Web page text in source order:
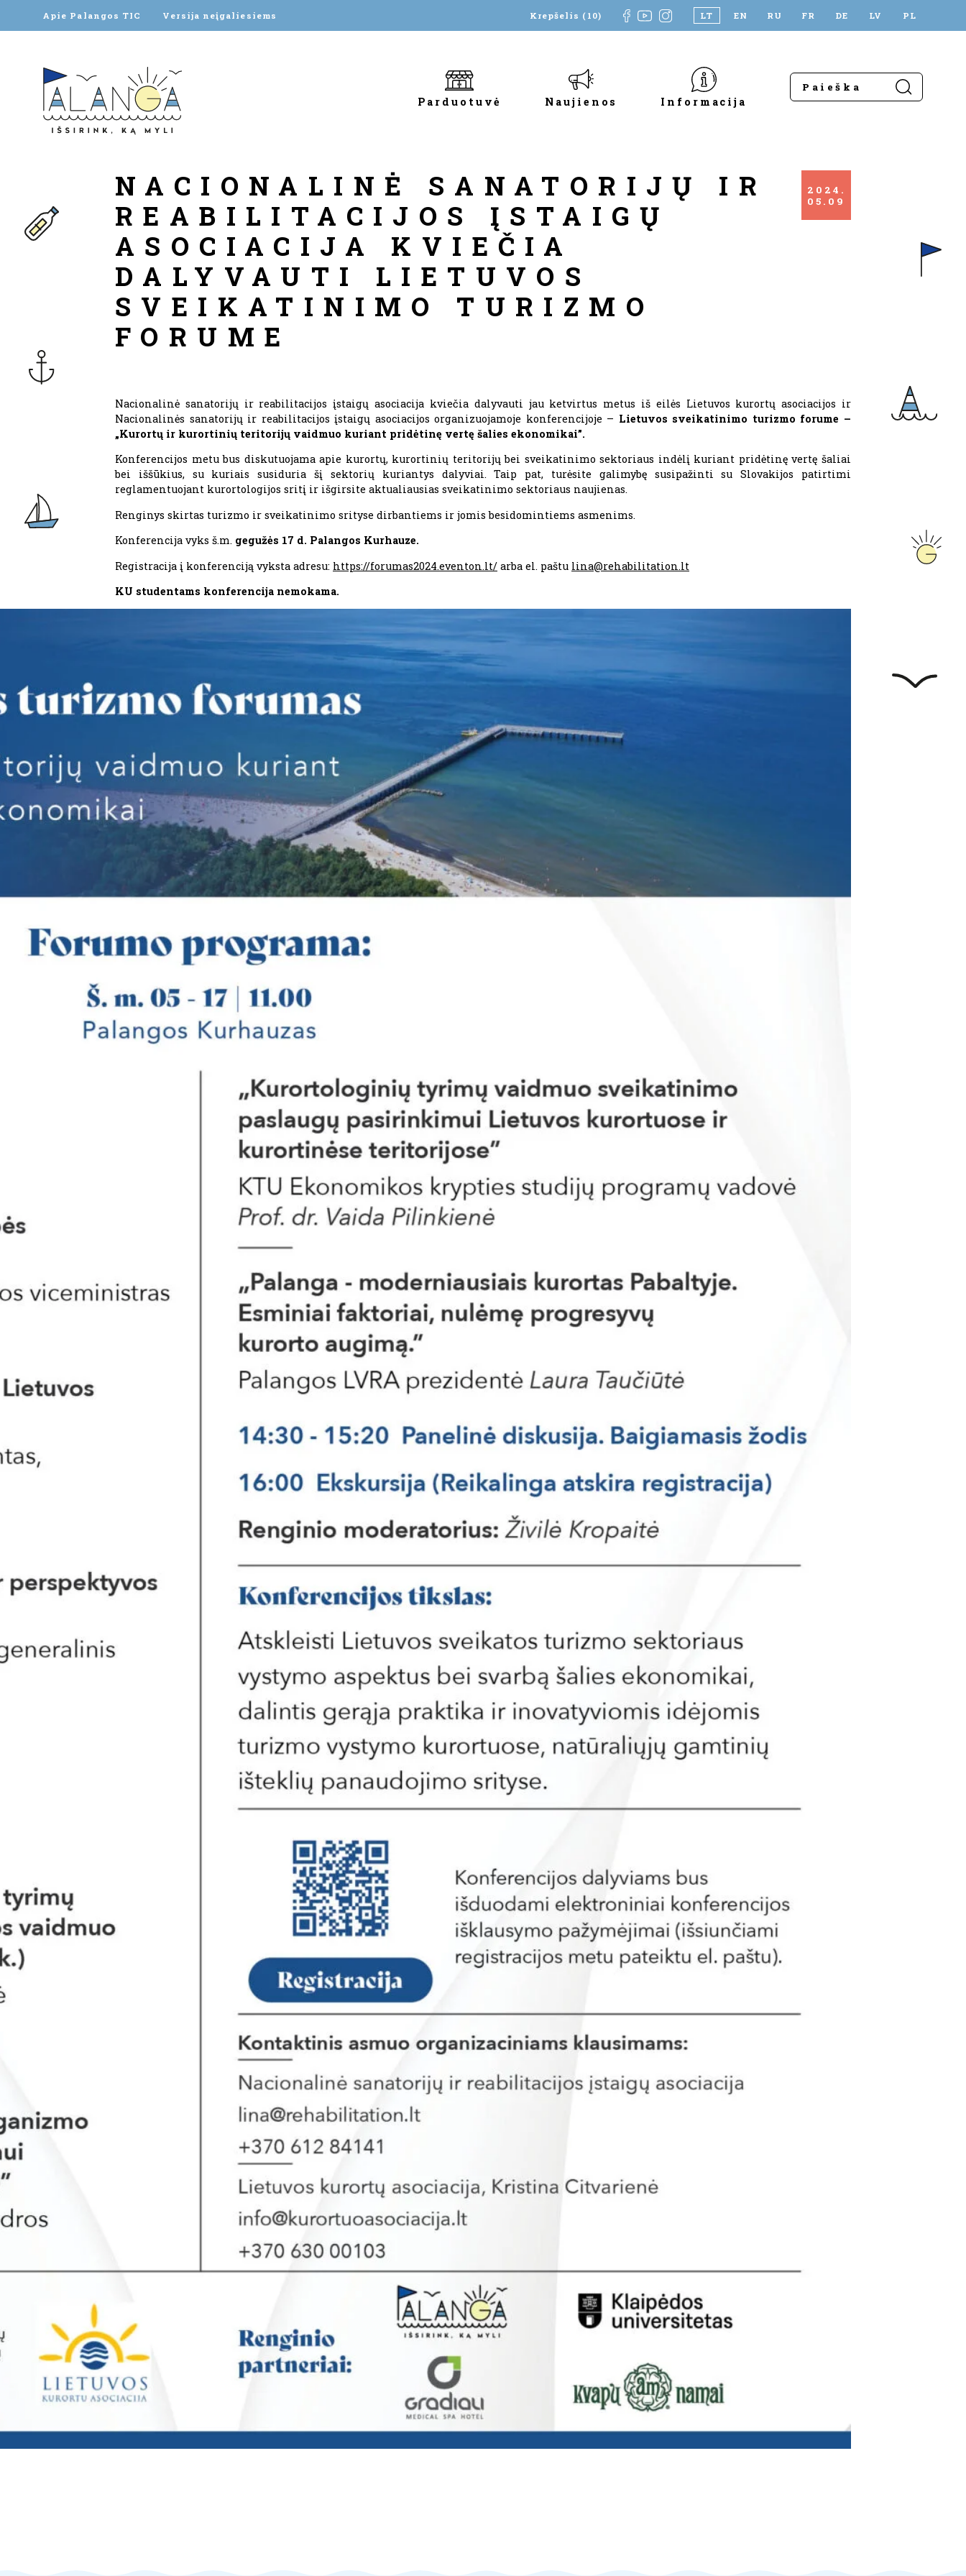
Apie Palangos TIC Versija neįgaliesiems Krepšelis (10) LT EN RU FR DE LV PL
Parduotuvė Naujienos Informacija
NACIONALINĖ SANATORIJŲ IR
REABILITACIJOS ĮSTAIGŲ
ASOCIACIJA KVIEČIA
DALYVAUTI LIETUVOS
SVEIKATINIMO TURIZMO
FORUME
2024
05
09
Nacionalinė sanatorijų ir reabilitacijos įstaigų asociacija kviečia dalyvauti jau ketvirtus metus iš eilės Lietuvos kurortų asociacijos ir
Nacionalinės sanatorijų ir reabilitacijos įstaigų asociacijos organizuojamoje konferencijoje – Lietuvos sveikatinimo turizmo forume –
„Kurortų ir kurortinių teritorijų vaidmuo kuriant pridėtinę vertę šalies ekonomikai”.
Konferencijos metu bus diskutuojama apie kurortų, kurortinių teritorijų bei sveikatinimo sektoriaus indėlį kuriant pridėtinę vertę šaliai
bei iššūkius, su kuriais susiduria šį sektorių kuriantys dalyviai. Taip pat, turėsite galimybę susipažinti su Slovakijos patirtimi
reglamentuojant kurortologijos sritį ir išgirsite aktualiausias sveikatinimo sektoriaus naujienas.
Renginys skirtas turizmo ir sveikatinimo srityse dirbantiems ir jomis besidomintiems asmenims.
Konferencija vyks š.m. gegužės 17 d. Palangos Kurhauze.
Registracija į konferenciją vyksta adresu: https://forumas2024.eventon.lt/ arba el. paštu lina@rehabilitation.lt
KU studentams konferencija nemokama.